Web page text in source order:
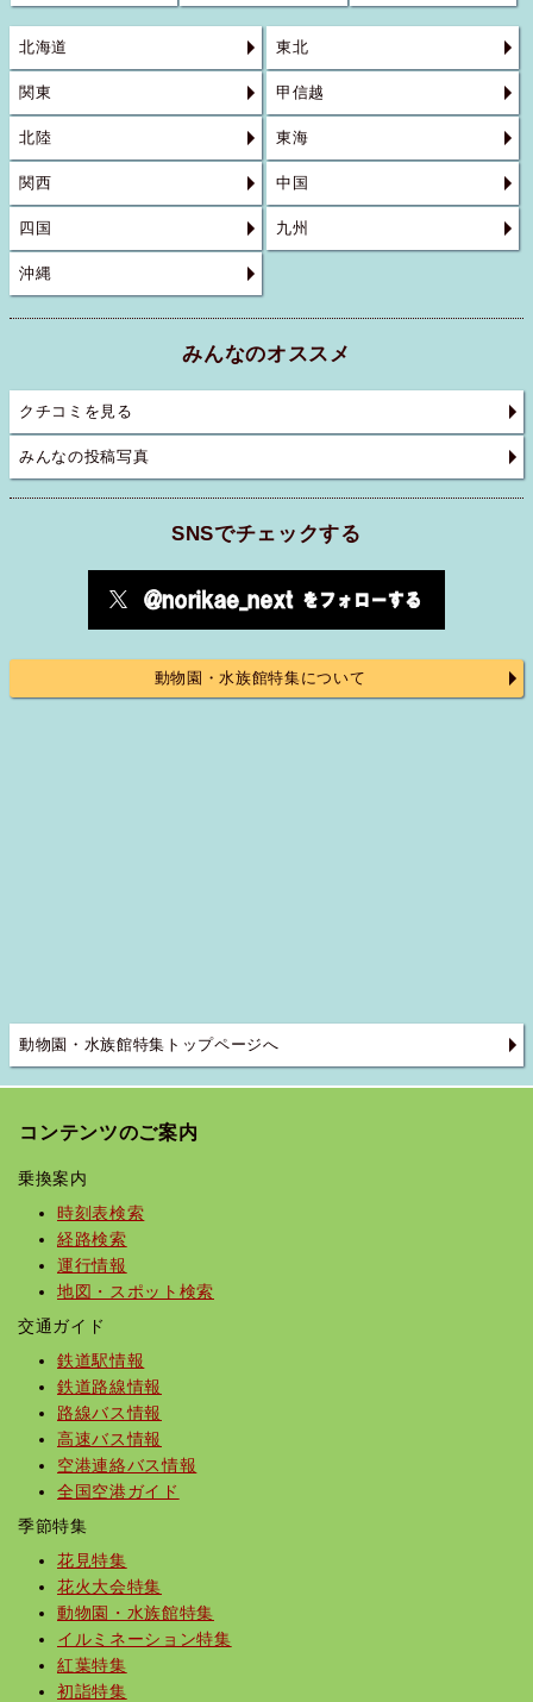
北海道 東北
関東 甲信越
北陸 東海
関西 中国
四国 九州
沖縄
みんなのオススメ
クチコミを見る
みんなの投稿写真
SNSでチェックする
動物園・水族館特集について
動物園・水族館特集トップページへ
コンテンツのご案内
乗換案内
時刻表検索
経路検索
運行情報
地図・スポット検索
交通ガイド
鉄道駅情報
鉄道路線情報
路線バス情報
高速バス情報
空港連絡バス情報
全国空港ガイド
季節特集
花見特集
花火大会特集
動物園・水族館特集
イルミネーション特集
紅葉特集
初詣特集